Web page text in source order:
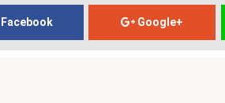
Facebook Google+